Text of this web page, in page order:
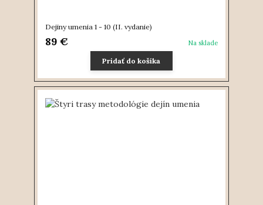
Dejiny umenia 1 - 10 (II. vydanie)
89 € Na sklade
Pridať do košíka